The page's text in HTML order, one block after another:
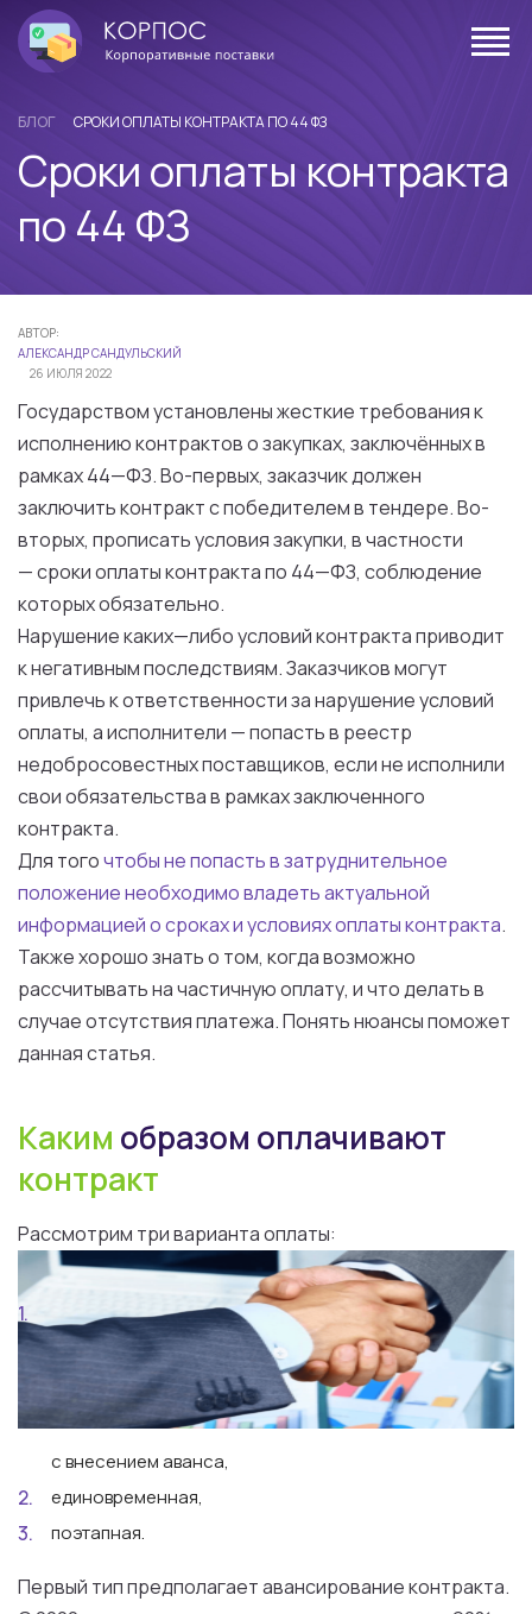
БЛОГ СРОКИ ОПЛАТЫ КОНТРАКТА ПО 44 ФЗ
Сроки оплаты контракта
по 44 ФЗ
АВТОР:
АЛЕКСАНДР САНДУЛЬСКИЙ
26 ИЮЛЯ 2022
Государствомустановленыжесткие требованияк
исполнениюконтрактовозакупках, заключённыхв
рамках44—ФЗ. Во-первых, заказчикдолжен
заключитьконтрактспобедителемв тендере. Во-
вторых, прописатьусловиязакупки, вчастности
—срокиоплатыконтрактапо 44—ФЗ, соблюдение
которыхобязательно.
Нарушениекаких—либоусловийконтрактаприводит
кнегативным последствиям.Заказчиковмогут
привлечькответственностизанарушениеусловий
оплаты, аисполнители — попастьв реестр
недобросовестныхпоставщиков, еслинеисполнили
своиобязательствав рамкахзаключенного
контракта.
Для тогочтобынепопастьвзатруднительное
положениенеобходимовладеть актуальной
информациейосрокахиусловияхоплатыконтракта.
Такжехорошо знатьо том, когда возможно
рассчитыватьначастичнуюоплату, ичтоделатьв
случаеотсутствия платежа. Понять нюансы поможет
даннаястатья.
Каким образом оплачивают
контракт
Рассмотрим три вариантаоплаты:
свнесением аванса,
единовременная,
поэтапная.
Первый тип предполагает авансированиеконтракта.